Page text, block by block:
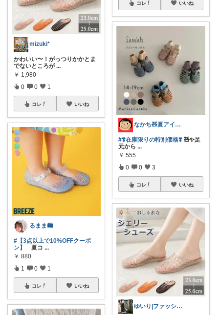
mizuki*
かわいい〜！がっつりかかとま
でないところが ...
￥ 1,980
0 0 1
コレ いいね
るまま🛍️
#【3点以上で10%OFFクーポ
ン】
夏コ ...
￥ 880
1 0 1
コレ いいね
コレ いいね
なかち🧸夏アイテム＆便利グッズ✨
#❣️在庫限りの特別価格❣️ 🧸✨足
元から ...
￥ 555
0 0 3
コレ いいね
ゆいり|ファッション👗